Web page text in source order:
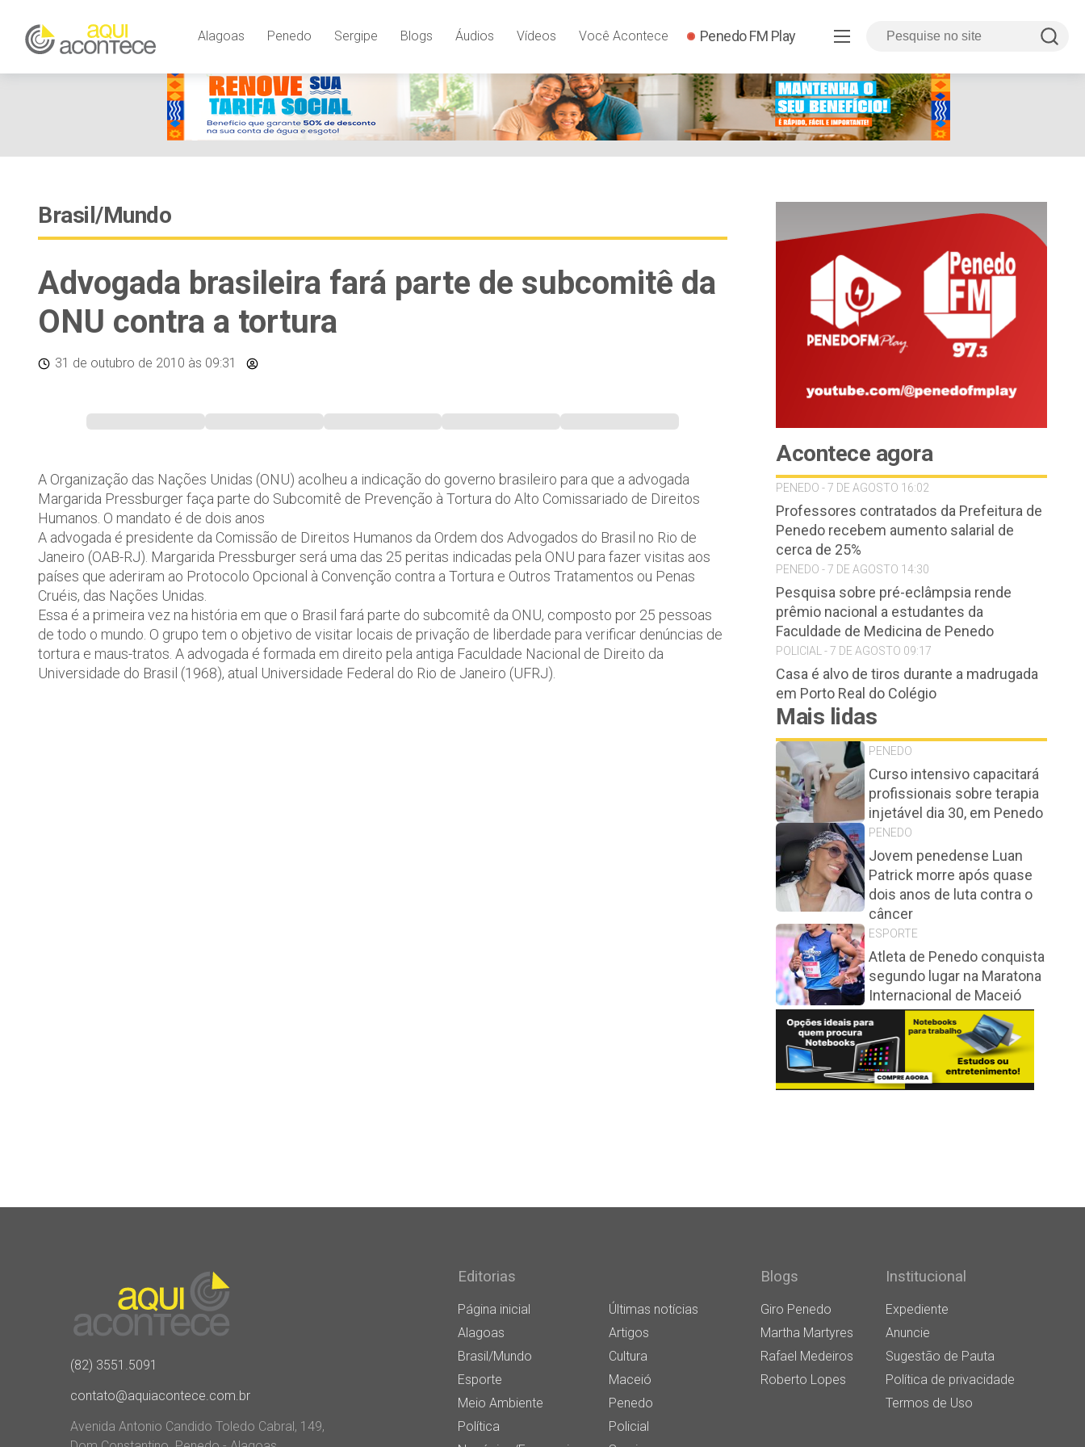
Alagoas Penedo Sergipe Blogs Áudios Vídeos Você Acontece Penedo FM Play
Brasil/Mundo
Advogada brasileira fará parte de subcomitê da
ONU contra a tortura
31 de outubro de 2010 às 09:31
A Organização das Nações Unidas (ONU) acolheu a indicação do governo brasileiro para que a advogada
Margarida Pressburger faça parte do Subcomitê de Prevenção à Tortura do Alto Comissariado de Direitos
Humanos. O mandato é de dois anos
A advogada é presidente da Comissão de Direitos Humanos da Ordem dos Advogados do Brasil no Rio de
Janeiro (OAB-RJ). Margarida Pressburger será uma das 25 peritas indicadas pela ONU para fazer visitas aos
países que aderiram ao Protocolo Opcional à Convenção contra a Tortura e Outros Tratamentos ou Penas
Cruéis, das Nações Unidas.
Essa é a primeira vez na história em que o Brasil fará parte do subcomitê da ONU, composto por 25 pessoas
de todo o mundo. O grupo tem o objetivo de visitar locais de privação de liberdade para verificar denúncias de
tortura e maus-tratos. A advogada é formada em direito pela antiga Faculdade Nacional de Direito da
Universidade do Brasil (1968), atual Universidade Federal do Rio de Janeiro (UFRJ).
Acontece agora
PENEDO - 7 DE AGOSTO 16:02
Professores contratados da Prefeitura de
Penedo recebem aumento salarial de
cerca de 25%
PENEDO - 7 DE AGOSTO 14:30
Pesquisa sobre pré-eclâmpsia rende
prêmio nacional a estudantes da
Faculdade de Medicina de Penedo
POLICIAL - 7 DE AGOSTO 09:17
Casa é alvo de tiros durante a madrugada
em Porto Real do Colégio
Mais lidas
PENEDO
Curso intensivo capacitará
profissionais sobre terapia
injetável dia 30, em Penedo
PENEDO
Jovem penedense Luan
Patrick morre após quase
dois anos de luta contra o
câncer
ESPORTE
Atleta de Penedo conquista
segundo lugar na Maratona
Internacional de Maceió
(82) 3551.5091
contato@aquiacontece.com.br
Avenida Antonio Candido Toledo Cabral, 149,
Editorias
Página inicial
Últimas notícias
Alagoas
Artigos
Brasil/Mundo
Cultura
Esporte
Maceió
Meio Ambiente
Penedo
Política
Policial
Blogs
Giro Penedo
Martha Martyres
Rafael Medeiros
Roberto Lopes
Institucional
Expediente
Anuncie
Sugestão de Pauta
Política de privacidade
Termos de Uso